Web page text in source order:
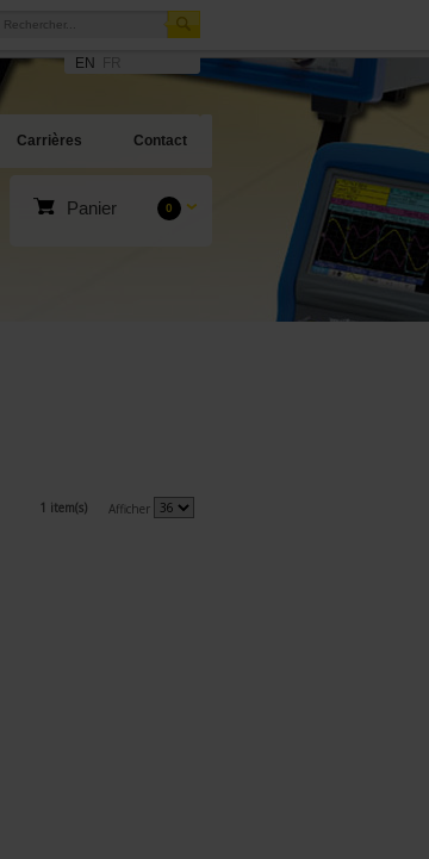
EN
Carrières Contact
Panier 0
1 item(s) Afficher